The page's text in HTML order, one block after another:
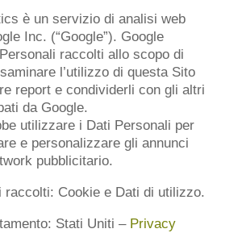
è un servizio di analisi web
Inc. (“Google”). Google
raccolti allo scopo di
l’utilizzo di questa Sito
report e condividerli con gli altri
da Google.
utilizzare i Dati Personali per
e personalizzare gli annunci
pubblicitario.
raccolti: Cookie e Dati di utilizzo.
Stati Uniti – Privacy